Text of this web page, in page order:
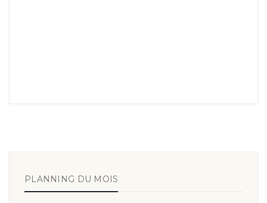
PLANNING DU MOIS